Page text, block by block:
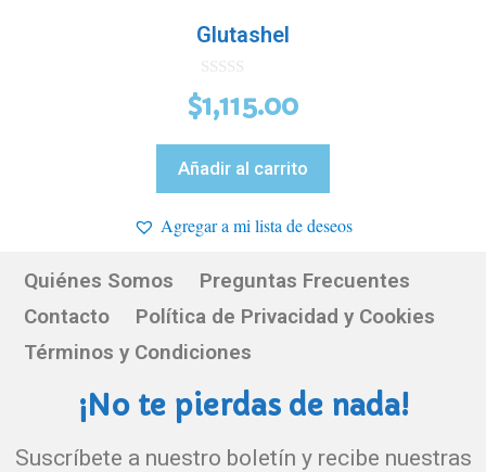
Glutashel
d
e
$1,115.00
Añadir al carrito
Agregar a mi lista de deseos
Quiénes Somos
Preguntas Frecuentes
Contacto
Política de Privacidad y Cookies
Términos y Condiciones
¡No te pierdas de nada!
Suscríbete a nuestro boletín y recibe nuestras